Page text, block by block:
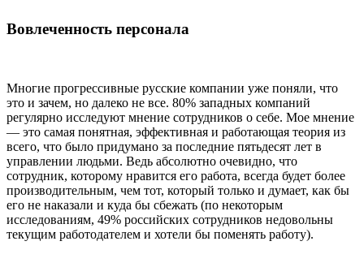
Вовлеченность персонала
Многие прогрессивные русские компании уже поняли, что
это и зачем, но далеко не все. 80% западных компаний
регулярно исследуют мнение сотрудников о себе. Мое мнение
— это самая понятная, эффективная и работающая теория из
всего, что было придумано за последние пятьдесят лет в
управлении людьми. Ведь абсолютно очевидно, что
сотрудник, которому нравится его работа, всегда будет более
производительным, чем тот, который только и думает, как бы
его не наказали и куда бы сбежать (по некоторым
исследованиям, 49% российских сотрудников недовольны
текущим работодателем и хотели бы поменять работу).